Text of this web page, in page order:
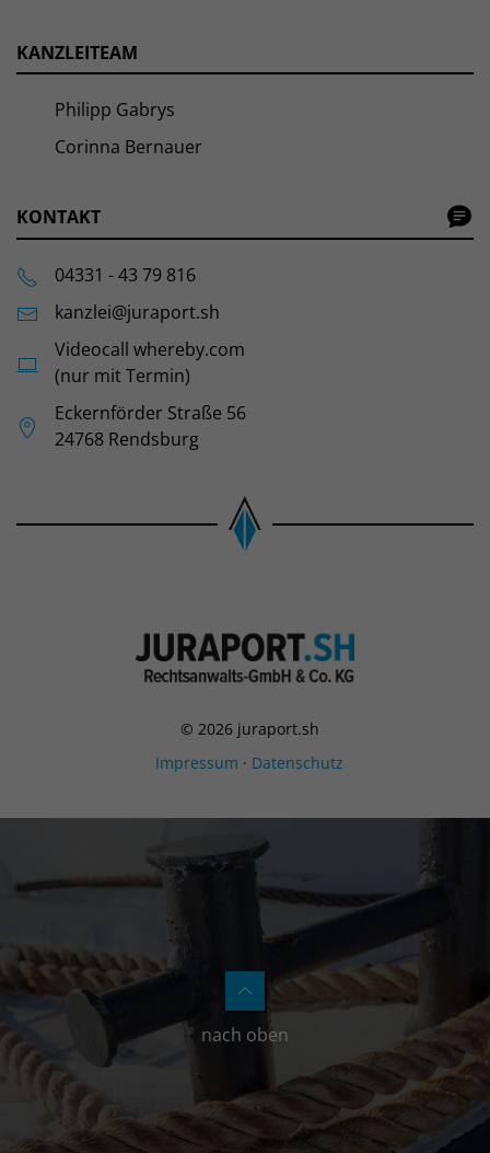
KANZLEITEAM
Philipp Gabrys
Corinna Bernauer
KONTAKT
04331 - 43 79 816
kanzlei@juraport.sh
Videocall whereby.com
(nur mit Termin)
Eckernförder Straße 56
24768 Rendsburg
© 2026 juraport.sh
Impressum · Datenschutz
nach oben